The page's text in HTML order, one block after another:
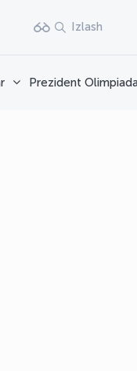
Izlash
Prezident